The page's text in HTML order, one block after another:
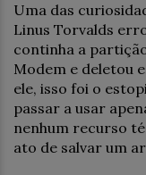
Uma das
Linus Torvalds
continha a
Modem e deletou
ele, isso foi o
passar a usar
nenhum recurso
ato de salvar um